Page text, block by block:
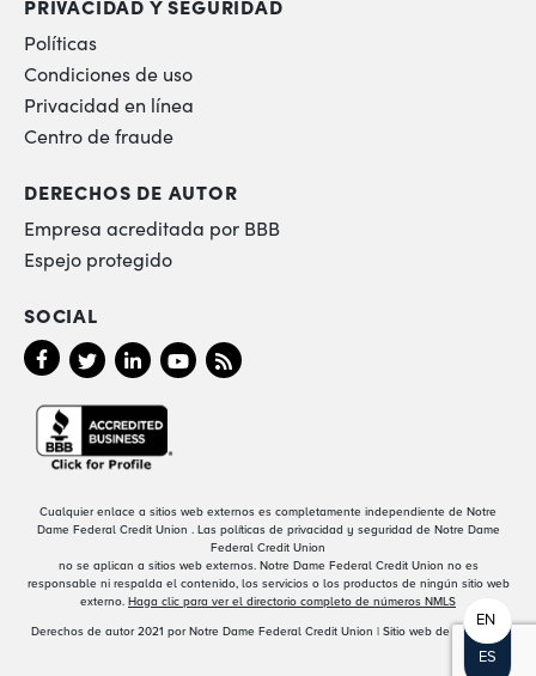
PRIVACIDAD Y SEGURIDAD
Políticas
Condiciones de uso
Privacidad en línea
Centro de fraude
DERECHOS DE AUTOR
Empresa acreditada por BBB
Espejo protegido
SOCIAL
Cualquier enlace a sitios web externos es completamente independiente de Notre
Dame Federal Credit Union . Las políticas de privacidad y seguridad de Notre Dame
Federal Credit Union
no se aplican a sitios web externos. Notre Dame Federal Credit Union no es
responsable ni respalda el contenido, los servicios o los productos de ningún sitio web
externo. Haga clic para ver el directorio completo de números NMLS
Derechos de autor 2021 por Notre Dame Federal Credit Union | Sitio web de MARCUM
ES
EN